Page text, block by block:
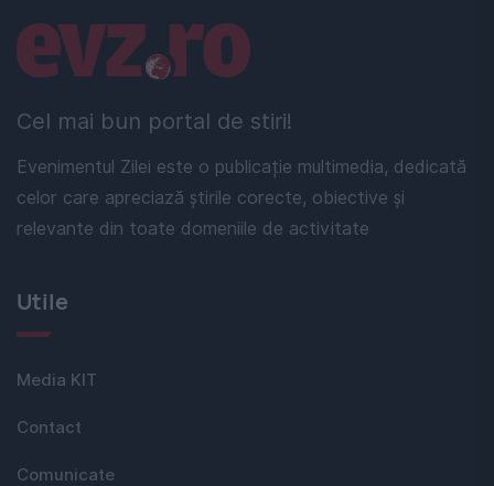
Cel mai bun portal de stiri!
Evenimentul Zilei este o publicație multimedia, dedicată
celor care apreciază știrile corecte, obiective și
relevante din toate domeniile de activitate
Linkuri utile
Utile
Media KIT
Contact
Comunicate